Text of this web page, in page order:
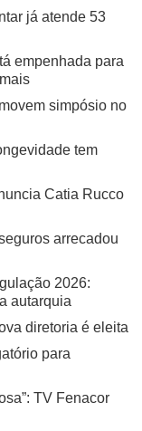
já atende 53
empenhada para
simpósio no
tem
Catia Rucco
arrecadou
2026:
autarquia
diretoria é eleita
para
TV Fenacor